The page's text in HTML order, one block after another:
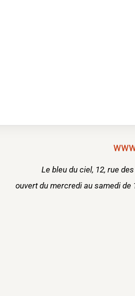
Le bleu du ciel, 12, rue
ouvert du mercredi au samedi de